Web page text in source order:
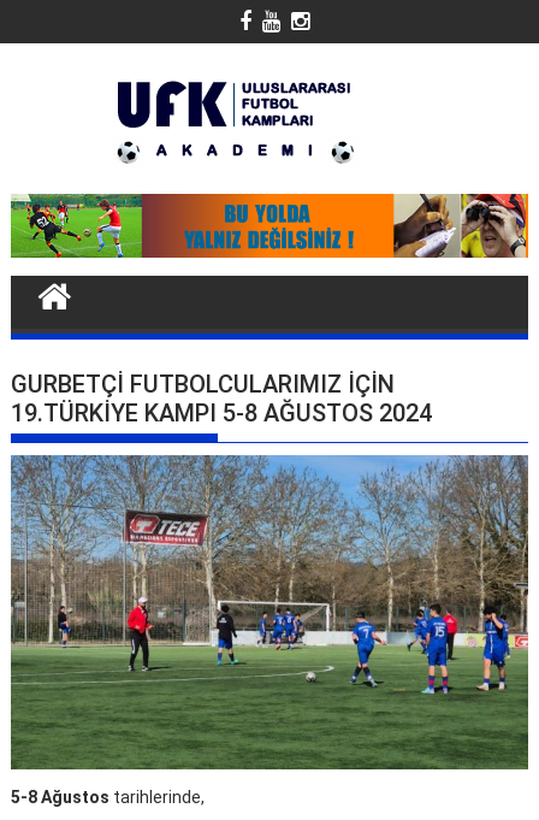
GURBETÇI FUTBOLCULARIMIZ IÇIN
19.TÜRKIYE KAMPI 5-8 AĞUSTOS 2024
5-8 Ağustos tarihlerinde,